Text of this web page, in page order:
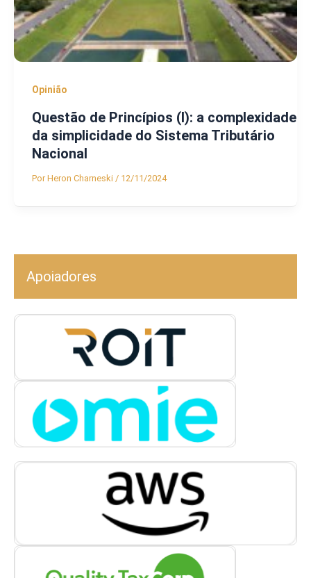
Opinião
Questão de Princípios (I): a complexidade
da simplicidade do Sistema Tributário
Nacional
PorHeron Charneski / 12/11/2024
Apoiadores